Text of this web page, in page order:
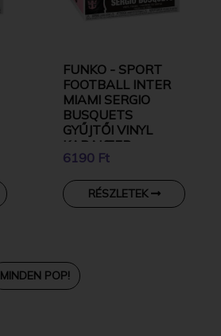
FUNKO - SPORT
FOOTBALL INTER
MIAMI SERGIO
BUSQUETS
GYŰJTŐI VINYL
KARAKTER
6190 Ft
RÉSZLETEK
MINDEN POP!